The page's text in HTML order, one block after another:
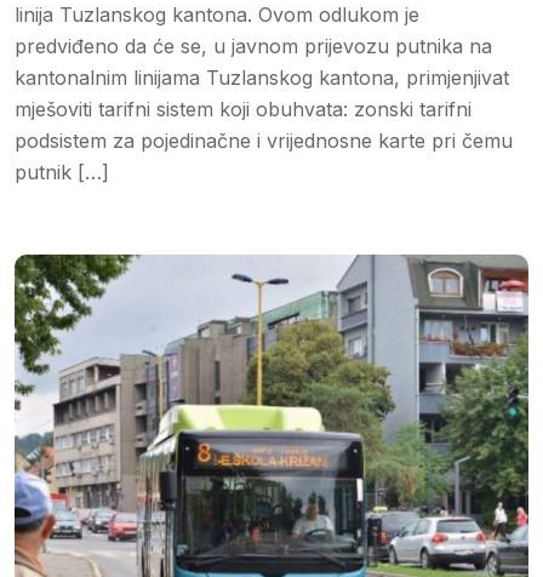
linija Tuzlanskog kantona. Ovom odlukom je
predviđeno da će se, u javnom prijevozu putnika na
kantonalnim linijama Tuzlanskog kantona, primjenjivat
mješoviti tarifni sistem koji obuhvata: zonski tarifni
podsistem za pojedinačne i vrijednosne karte pri čemu
putnik […]